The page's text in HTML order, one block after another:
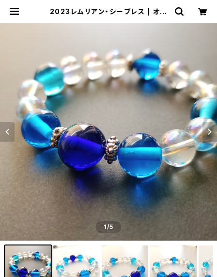
2023レムリアン・シーブレス | オル
1/5